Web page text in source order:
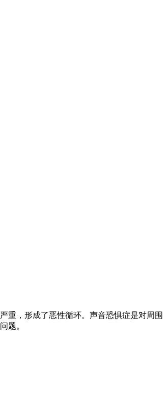
重，形成了恶性循环。声音恐惧症是对周围
题。